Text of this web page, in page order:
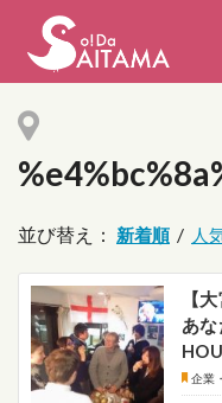
娯楽・観光
企業・団体
行政
地域から探す
並び替え： /
【
あ
企業